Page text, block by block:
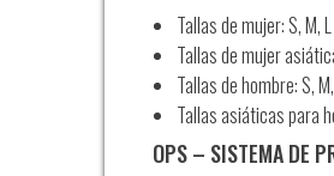
Tallas de mujer: S, M, L
Tallas de mujer
Tallas de hombre: S, M,
Tallas asiáticas para
OPS – SISTEMA DE